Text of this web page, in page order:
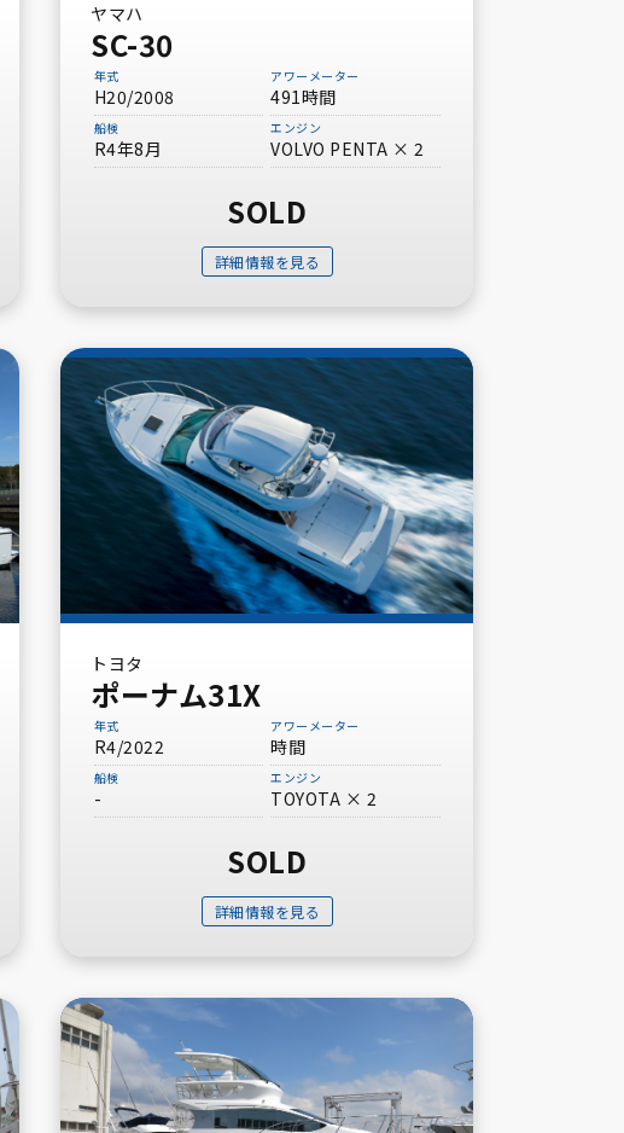
50ft～60ft未満
ヤマハ
SC-30
年式
H20/2008
アワーメーター
491時間
船検
R4年8月
エンジン
VOLVO PENTA × 2
SOLD
詳細情報を見る
トヨタ
ポーナム31X
年式
R4/2022
アワーメーター
時間
船検
-
エンジン
TOYOTA × 2
SOLD
詳細情報を見る